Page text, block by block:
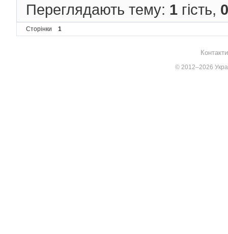
Переглядають тему: 1 гість, 0
Сторінки 1
© 2012–2026